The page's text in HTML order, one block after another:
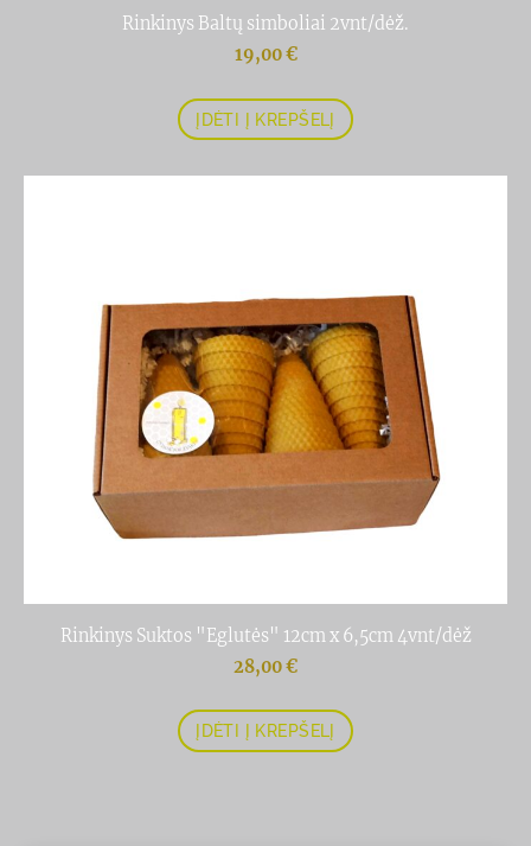
Rinkinys Baltų simboliai 2vnt/dėž.
19,00 €
ĮDĖTI Į KREPŠELĮ
Rinkinys Suktos "Eglutės" 12cm x 6,5cm 4vnt/dėž
28,00 €
ĮDĖTI Į KREPŠELĮ